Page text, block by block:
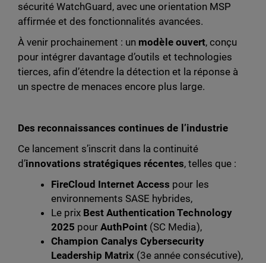
sécurité WatchGuard, avec une orientation MSP
affirmée et des fonctionnalités avancées.
À venir prochainement : un modèle ouvert, conçu
pour intégrer davantage d’outils et technologies
tierces, afin d’étendre la détection et la réponse à
un spectre de menaces encore plus large.
Des reconnaissances continues de l’industrie
Ce lancement s’inscrit dans la continuité
d’innovations stratégiques récentes, telles que :
FireCloud Internet Access pour les
environnements SASE hybrides,
Le prix Best Authentication Technology
2025 pourAuthPoint (SC Media),
Champion Canalys Cybersecurity
Leadership Matrix (3e année consécutive),